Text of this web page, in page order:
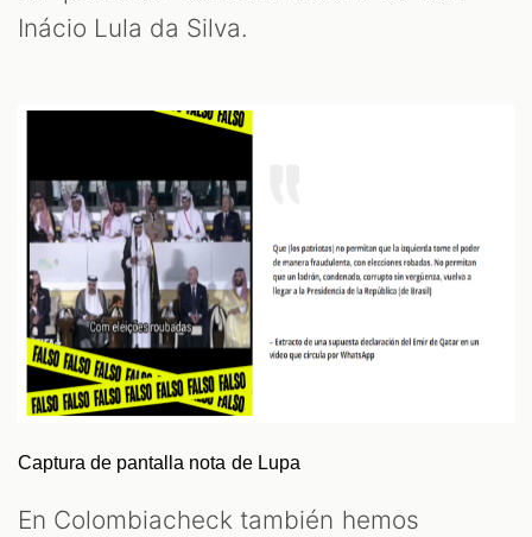
Inácio Lula da Silva.
Captura de pantalla nota de Lupa
En Colombiacheck también hemos